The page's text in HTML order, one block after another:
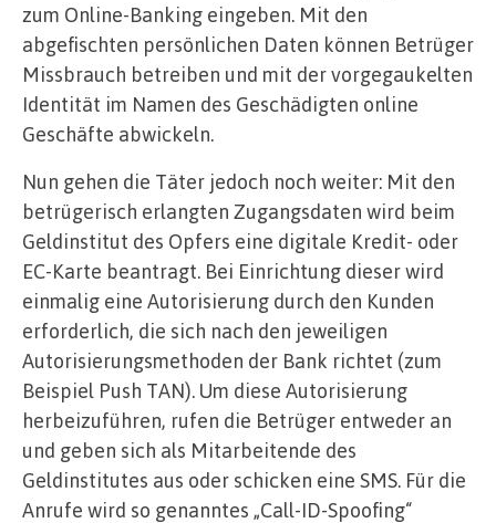
zum Online-Banking eingeben. Mit den
abgefischten persönlichen Daten können Betrüger
Missbrauch betreiben und mit der vorgegaukelten
Identität im Namen des Geschädigten online
Geschäfte abwickeln.
Nun gehen die Täter jedoch noch weiter: Mit den
betrügerisch erlangten Zugangsdaten wird beim
Geldinstitut des Opfers eine digitale Kredit- oder
EC-Karte beantragt. Bei Einrichtung dieser wird
einmalig eine Autorisierung durch den Kunden
erforderlich, die sich nach den jeweiligen
Autorisierungsmethoden der Bank richtet (zum
Beispiel Push TAN). Um diese Autorisierung
herbeizuführen, rufen die Betrüger entweder an
und geben sich als Mitarbeitende des
Geldinstitutes aus oder schicken eine SMS. Für die
Anrufe wird so genanntes „Call-ID-Spoofing“